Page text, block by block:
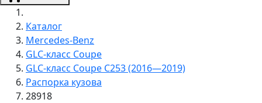
Каталог
Mercedes-Benz
GLC-класс Coupe
GLC-класс Coupe C253 (2016—2019)
Распорка кузова
28918